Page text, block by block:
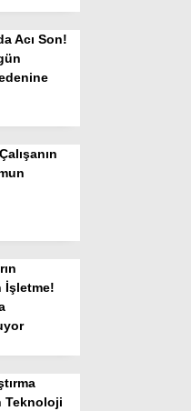
Acı Son!
İşletme!
Teknoloji